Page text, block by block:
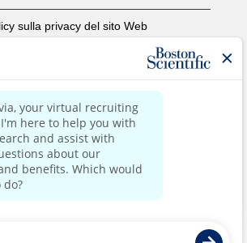
sulla privacy del sito Web
Avviso di copyright
Contattaci
Home Corporate